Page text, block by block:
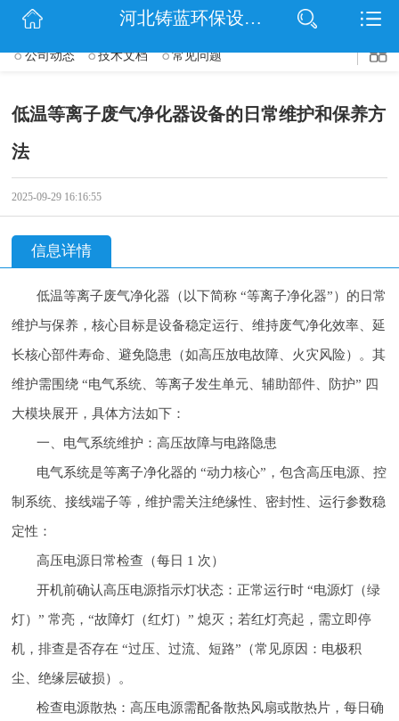
$(function() { $('.wrapper').navbarscroll(); });
网站首页
信息动态
河北铸蓝环保设备有限公司
公司动态 技术文档 常见问题
低温等离子废气净化器设备的日常维护和保养方
法
2025-09-29 16:16:55
信息详情
低温等离子废气净化器（以下简称 “等离子净化器”）的日常
维护与保养，核心目标是设备稳定运行、维持废气净化效率、延
长核心部件寿命、避免隐患（如高压放电故障、火灾风险）。其
维护需围绕 “电气系统、等离子发生单元、辅助部件、防护” 四
大模块展开，具体方法如下：
一、电气系统维护：高压故障与电路隐患
电气系统是等离子净化器的 “动力核心”，包含高压电源、控
制系统、接线端子等，维护需关注绝缘性、密封性、运行参数稳
定性：
高压电源日常检查（每日 1 次）
开机前确认高压电源指示灯状态：正常运行时 “电源灯（绿
灯）” 常亮，“故障灯（红灯）” 熄灭；若红灯亮起，需立即停
机，排查是否存在 “过压、过流、短路”（常见原因：电极积
尘、绝缘层破损）。
检查电源散热：高压电源需配备散热风扇或散热片，每日确